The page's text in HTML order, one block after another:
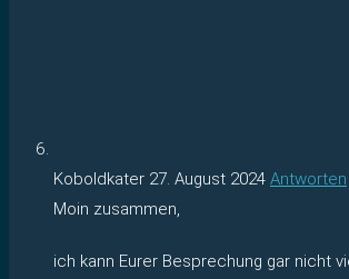
Koboldkater 27. August 2024 Antworten
Moin zusammen,
ich kann Eurer Besprechung gar nicht